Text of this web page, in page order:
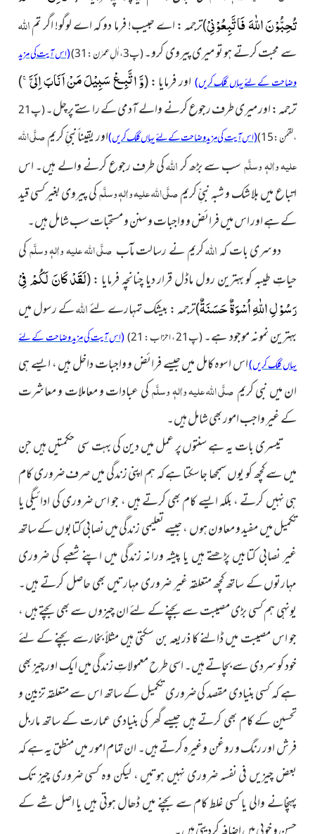
تُحِبُّوْنَ اللّٰهَ فَاتَّبِعُوْنِیْ)ترجمہ : اے حبیب! فرما دو کہ اے لوگو! اگر تماللہ
سے محبت کرتے ہو تو میری پیروی کرو۔(پ3 ، اٰلِ عمرٰن : 31)
(اس آیت کی مزید
وضاحت کے لئے یہاں کلک کریں) اور فرمایا :(وَّ اتَّبِـعْ سَبِیْلَ مَنْ اَنَابَ اِلَیَّۚ-)
ترجمہ : اور میری طرف رجوع کرنے والے آدمی کے راستے پر چل۔
(پ21
، لقمٰن : 15)
(اس آیت کی مزید وضاحت کے لئے یہاں کلک کریں)اور یقیناً نبیِّ کریمصلَّی اللہ
علیہ واٰلہٖ وسلَّمسب سے بڑھ کراللہکی طرف رجوع کرنے والے ہیں۔ اس
اتباع میں بلا شک و شبہ نبیِّ کریمصلَّی اللہ علیہ واٰلہٖ وسلَّمکی پیروی بغیر کسی قید
کے ہے اور اس میں فرائض و واجبات و سنن و مستحبات سب شامل ہیں۔
دوسری بات کہاللہکریم نے رسالت مآب صلَّی اللہ علیہ واٰلہٖ وسلَّمکی
حیاتِ طیبہ کو بہترین رول ماڈل قرار دیا چنانچہ فرمایا :(لَقَدْ كَانَ لَكُمْ فِیْ
رَسُوْلِ اللّٰهِ اُسْوَةٌ حَسَنَةٌ)ترجمہ : بیشک تمہارے لئےاللہکے رسول میں
بہترین نمونہ موجود ہے۔(پ21 ، احزاب : 21)
(اس آیت کی مزید وضاحت کے لئے
یہاں کلک کریں)اس اسوہ کامل میں جیسے فرائض و واجبات داخل ہیں ، ایسے ہی
ان میں نبی کریمصلَّی اللہ علیہ واٰلہٖ وسلَّمکی عبادات و معاملات و معاشرت
کے غیر واجب امور بھی شامل ہیں۔
تیسری بات یہ ہے سنتوں پر عمل میں دین کی بہت سی حکمتیں ہیں جن
میں سے کچھ کو یوں سمجھا جاسکتا ہے کہ ہم اپنی زندگی میں صرف ضروری کام
ہی نہیں کرتے ، بلکہ ایسے کام بھی کرتے ہیں ، جو اس ضروری کی ادائیگی یا
تکمیل میں مفید و معاون ہوں ، جیسے تعلیمی زندگی میں نصابی کتابوں کے ساتھ
غیر نصابی کتابیں پڑھتے ہیں یا پیشہ ورانہ زندگی میں اپنے شعبے کی ضروری
مہارتوں کے ساتھ کچھ متعلقہ غیر ضروری مہارتیں بھی حاصل کرتے ہیں۔
یونہی ہم کسی بڑی مصیبت سے بچنے کے لئے ان چیزوں سے بھی بچتے ہیں ،
جو اس مصیبت میں ڈالنے کا ذریعہ بن سکتی ہیں مثلاً بخارسے بچنے کے لئے
خود کو سردی سے بچاتے ہیں۔ اسی طرح معمولاتِ زندگی میں ایک اور چیز بھی
ہے کہ کسی بنیادی مقصد کی ضروری تکمیل کے ساتھ اس سے متعلقہ تزیین و
تحسین کے کام بھی کرتے ہیں جیسے گھر کی بنیادی عمارت کے ساتھ ماربل
فرش اور رنگ و روغن وغیرہ کرتے ہیں۔ ان تمام امور میں منطق یہ ہے کہ
بعض چیزیں فی نفسہ ضروری نہیں ہوتیں ، لیکن وہ کسی ضروری چیز تک
پہنچانے والی یا کسی غلط کام سے بچنے میں ڈھال ہوتی ہیں یا اصل شے کے